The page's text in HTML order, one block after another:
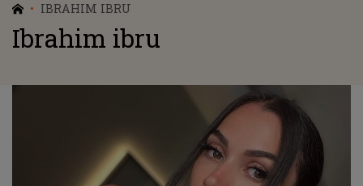
IBRAHIM IBRU
Ibrahim ibru